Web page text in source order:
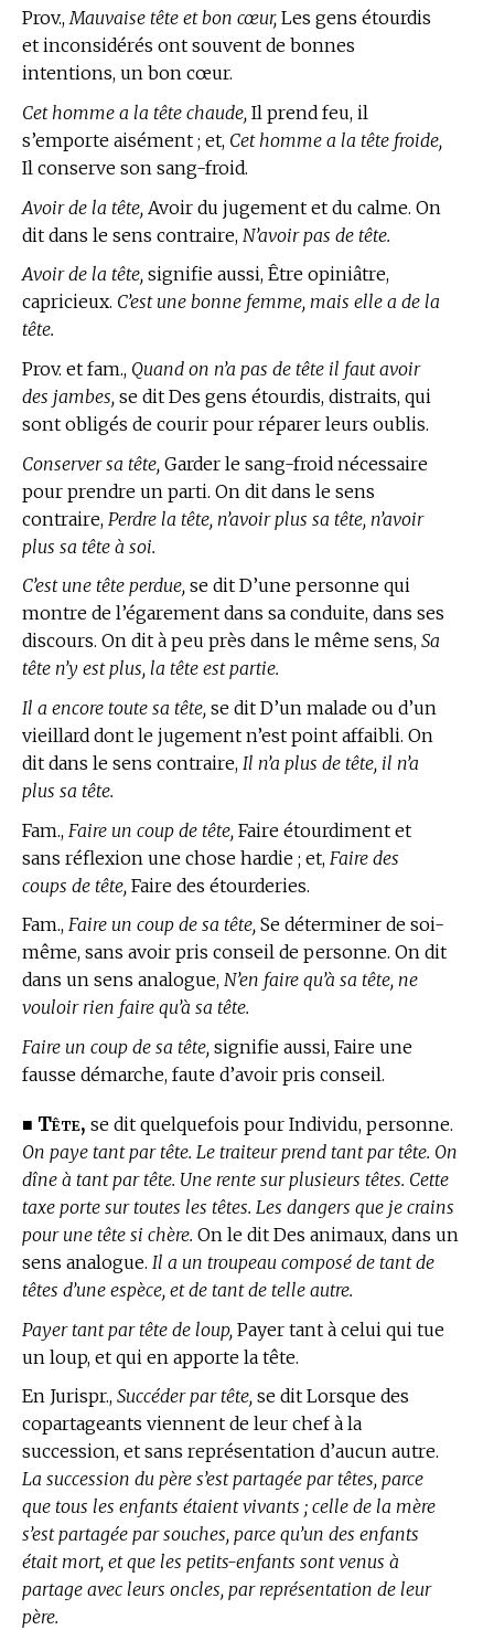
Prov.,Mauvaise tête et bon cœur, Les gens étourdis
et inconsidérés ont souvent de bonnes
intentions, un bon cœur.
Cet homme a la tête chaude, Il prend feu, il
s’emporte aisément ; et, Cet homme a la tête froide,
Il conserve son sang-froid.
Avoir de la tête, Avoir du jugement et du calme. On
dit dans le sens contraire, N’avoir pas de tête.
Avoir de la tête, signifie aussi, Être opiniâtre,
capricieux. C’est une bonne femme, mais elle a de la
tête.
Prov. et fam., Quand on n’a pas de tête il faut avoir
des jambes, se dit Des gens étourdis, distraits, qui
sont obligés de courir pour réparer leurs oublis.
Conserver sa tête, Garder le sang-froid nécessaire
pour prendre un parti. On dit dans le sens
contraire, Perdre la tête, n’avoir plus sa tête, n’avoir
plus sa tête à soi.
C’est une tête perdue, se dit D’une personne qui
montre de l’égarement dans sa conduite, dans ses
discours. On dit à peu près dans le même sens, Sa
tête n’y est plus, la tête est partie.
Il a encore toute sa tête, se dit D’un malade ou d’un
vieillard dont le jugement n’est point affaibli. On
dit dans le sens contraire, Il n’a plus de tête, il n’a
plus sa tête.
Fam., Faire un coup de tête, Faire étourdiment et
sans réflexion une chose hardie ; et, Faire des
coups de tête, Faire des étourderies.
Fam., Faire un coup de sa tête, Se déterminer de soi-
même, sans avoir pris conseil de personne. On dit
dans un sens analogue, N’en faire qu’à sa tête, ne
vouloir rien faire qu’à sa tête.
Faire un coup de sa tête, signifie aussi, Faire une
fausse démarche, faute d’avoir pris conseil.
■ Tête, se dit quelquefois pour Individu, personne.
On paye tant par tête. Le traiteur prend tant par tête. On
dîne à tant par tête. Une rente sur plusieurs têtes. Cette
taxe porte sur toutes les têtes. Les dangers que je crains
pour une tête si chère. On le dit Des animaux, dans un
sens analogue. Il a un troupeau composé de tant de
têtes d’une espèce, et de tant de telle autre.
Payer tant par tête de loup, Payer tant à celui qui tue
un loup, et qui en apporte la tête.
En Jurispr., Succéder par tête, se dit Lorsque des
copartageants viennent de leur chef à la
succession, et sans représentation d’aucun autre.
La succession du père s’est partagée par têtes, parce
que tous les enfants étaient vivants ; celle de la mère
s’est partagée par souches, parce qu’un des enfants
était mort, et que les petits-enfants sont venus à
partage avec leurs oncles, par représentation de leur
père.